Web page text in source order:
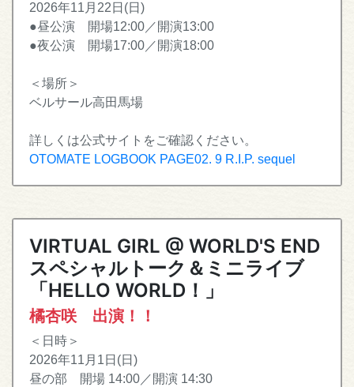
2026年11月22日(日)
●昼公演 開場12:00／開演13:00
●夜公演 開場17:00／開演18:00
＜場所＞
ベルサール高田馬場
詳しくは公式サイトをご確認ください。
OTOMATE LOGBOOK PAGE02. 9 R.I.P. sequel
VIRTUAL GIRL @ WORLD'S END
スペシャルトーク＆ミニライブ
「HELLO WORLD！」
橘杏咲 出演！！
＜日時＞
2026年11月1日(日)
昼の部 開場 14:00／開演 14:30